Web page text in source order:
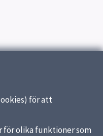
för att
för olika funktioner som